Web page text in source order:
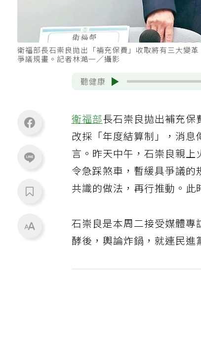
衛福部長石崇良拋出「補充保費」收取將有三大變
爭議規畫。記者林澔一／攝影
聽健康
衛福部長石崇良拋出補充
改採「年度結算制」，消
言。昨天中午，石崇良親
令急踩煞車，暫緩具爭議
共識的做法，再行推動。此
石崇良是本周二接受媒體
酵後，輿論炸鍋，就連民進